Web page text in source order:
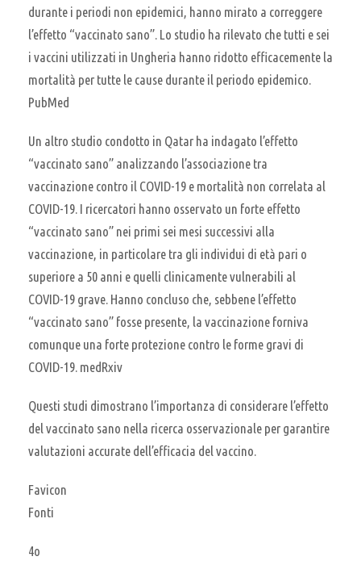
durante i periodi non epidemici, hanno mirato a correggere
l’effetto “vaccinato sano”. Lo studio ha rilevato che tutti e sei
i vaccini utilizzati in Ungheria hanno ridotto efficacemente la
mortalità per tutte le cause durante il periodo epidemico.
PubMed
Un altro studio condotto in Qatar ha indagato l’effetto
“vaccinato sano” analizzando l’associazione tra
vaccinazione contro il COVID-19 e mortalità non correlata al
COVID-19. I ricercatori hanno osservato un forte effetto
“vaccinato sano” nei primi sei mesi successivi alla
vaccinazione, in particolare tra gli individui di età pari o
superiore a 50 anni e quelli clinicamente vulnerabili al
COVID-19 grave. Hanno concluso che, sebbene l’effetto
“vaccinato sano” fosse presente, la vaccinazione forniva
comunque una forte protezione contro le forme gravi di
COVID-19. medRxiv
Questi studi dimostrano l’importanza di considerare l’effetto
del vaccinato sano nella ricerca osservazionale per garantire
valutazioni accurate dell’efficacia del vaccino.
Favicon
Fonti
4o